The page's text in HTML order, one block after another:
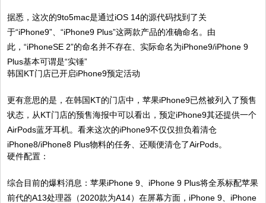
据悉，这次的9to5mac是通过iOS 14的源代码找到了关
于“iPhone9”、“iPhone9 Plus”这两款产品的准确命名。由
此，“iPhoneSE 2”的命名并不存在、实际命名为iPhone9/iPhone 9
Plus基本可谓是“实锤”
韩国KT门店已开启iPhone9预定活动
更有意思的是，在韩国KT的门店中，苹果iPhone9已然被列入了预售
状态，从KT门店的预售海报中可以看出，预定iPhone9其还提供一个
AirPods蓝牙耳机。看来这次的iPhone9不仅仅担负着清仓
iPhone8/iPhone8 Plus物料的任务、还顺便清仓了AirPods。
硬件配置：
综合目前的爆料消息：苹果iPhone 9、iPhone 9 Plus将全系标配苹果
前代的A13处理器（2020款为A14）在屏幕方面，iPhone 9、iPhone